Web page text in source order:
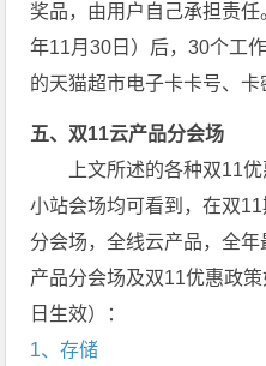
奖品，由用户自己承担责
年11月30日）后，30个工
的天猫超市电子卡卡号、卡
五、双11云产品分会场
上文所述的各种双11
小站会场均可看到，在双
分会场，全线云产品，全
产品分会场及双11优惠政
日生效）：
1、存储